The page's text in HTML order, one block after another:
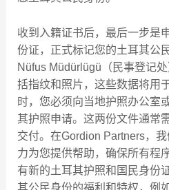
收到入籍证书后，最后一步是
份证，正式标记您的土耳其公
Nüfus Müdürlügü（民事登记
括指纹和照片，这些数据将用
时，您必须向当地护照办公室
其护照申请。这两份文件通常
交付。在Gordion Partners，
力为您提供帮助，确保所有程
有新的土耳其护照和国民身份
其公民身份的福利和特权，例